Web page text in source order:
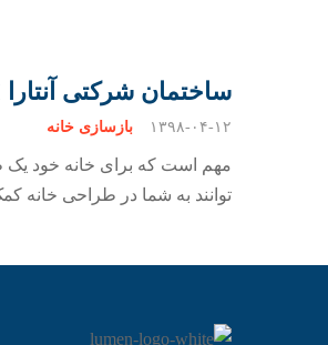
ساختمان شرکتی آنتارا I
۱۳۹۸-۰۴-۱۲ بازسازی خانه
مهم است که برای خانه خود یک
توانند به شما در طراحی خانه